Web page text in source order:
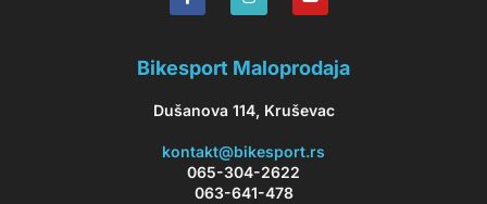
Bikesport Maloprodaja
Dušanova 114, Kruševac
kontakt@bikesport.rs
065-304-2622
063-641-478